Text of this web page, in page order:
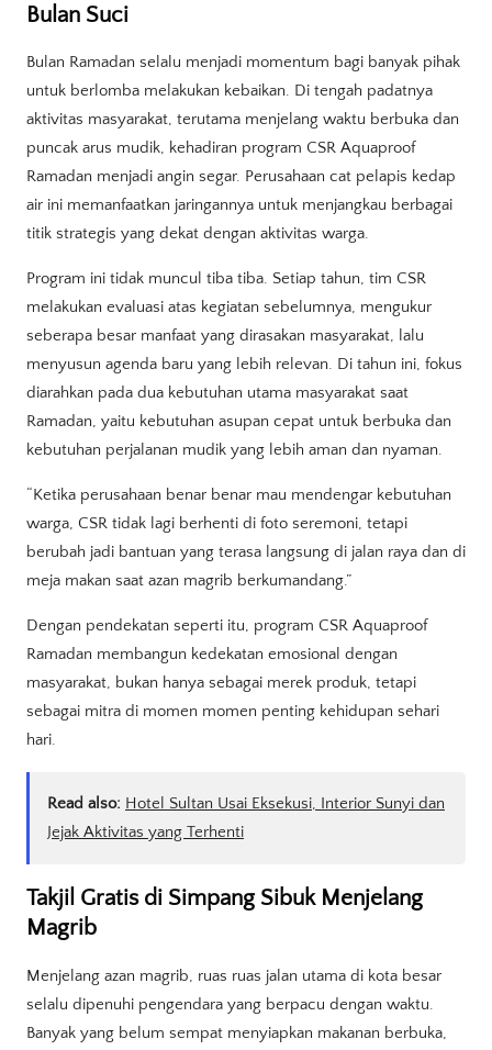
Bulan Suci
Bulan Ramadan selalu menjadi momentum bagi banyak pihak
untuk berlomba melakukan kebaikan. Di tengah padatnya
aktivitas masyarakat, terutama menjelang waktu berbuka dan
puncak arus mudik, kehadiran program CSR Aquaproof
Ramadan menjadi angin segar. Perusahaan cat pelapis kedap
air ini memanfaatkan jaringannya untuk menjangkau berbagai
titik strategis yang dekat dengan aktivitas warga.
Program ini tidak muncul tiba tiba. Setiap tahun, tim CSR
melakukan evaluasi atas kegiatan sebelumnya, mengukur
seberapa besar manfaat yang dirasakan masyarakat, lalu
menyusun agenda baru yang lebih relevan. Di tahun ini, fokus
diarahkan pada dua kebutuhan utama masyarakat saat
Ramadan, yaitu kebutuhan asupan cepat untuk berbuka dan
kebutuhan perjalanan mudik yang lebih aman dan nyaman.
“Ketika perusahaan benar benar mau mendengar kebutuhan
warga, CSR tidak lagi berhenti di foto seremoni, tetapi
berubah jadi bantuan yang terasa langsung di jalan raya dan di
meja makan saat azan magrib berkumandang.”
Dengan pendekatan seperti itu, program CSR Aquaproof
Ramadan membangun kedekatan emosional dengan
masyarakat, bukan hanya sebagai merek produk, tetapi
sebagai mitra di momen momen penting kehidupan sehari
hari.
Read also: Hotel Sultan Usai Eksekusi, Interior Sunyi dan
Jejak Aktivitas yang Terhenti
Takjil Gratis di Simpang Sibuk Menjelang
Magrib
Menjelang azan magrib, ruas ruas jalan utama di kota besar
selalu dipenuhi pengendara yang berpacu dengan waktu.
Banyak yang belum sempat menyiapkan makanan berbuka,